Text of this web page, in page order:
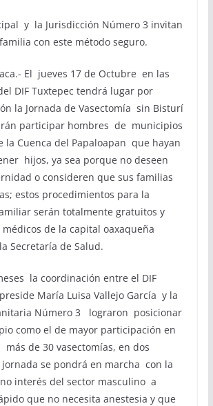
y la Jurisdicción Número 3 invitan
con este método seguro.
El jueves 17 de Octubre en las
DIF Tuxtepec tendrá lugar por
la Jornada de Vasectomía sin Bisturí
participar hombres de municipios
la Cuenca del Papaloapan que hayan
hijos, ya sea porque no deseen
o consideren que sus familias
estos procedimientos para la
serán totalmente gratuitos y
de la capital oaxaqueña
Secretaría de Salud.
la coordinación entre el DIF
María Luisa Vallejo García y la
Número 3 lograron posicionar
como el de mayor participación en
de 30 vasectomías, en dos
se pondrá en marcha con la
interés del sector masculino a
que no necesita anestesia y que